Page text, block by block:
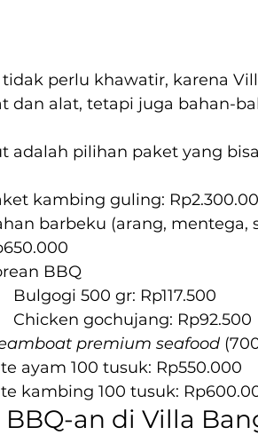
tidak perlu khawatir, karena
dan alat, tetapi juga bahan-
adalah pilihan paket yang
kambing guling:
barbeku (arang,
BBQ
Bulgogi 500 gr: Rp117.500
Chicken gochujang: Rp92.500
premium seafood
ayam 100 tusuk: Rp550.000
kambing 100 tusuk:
BBQ-an di Villa